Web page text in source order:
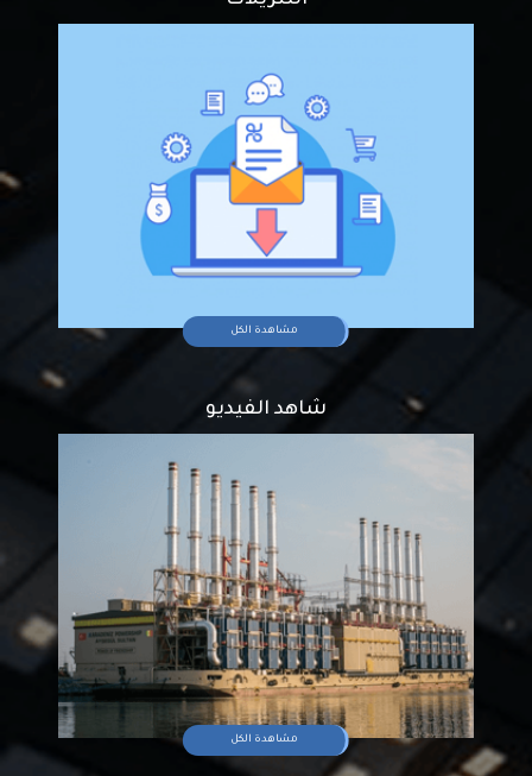
مشاهدة الكل
شاهد الفيديو
مشاهدة الكل